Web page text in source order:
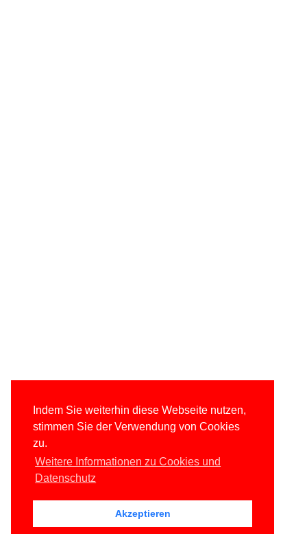
Indem Sie weiterhin diese Webseite nutzen,
stimmen Sie der Verwendung von Cookies
zu.
Weitere Informationen zu Cookies und
Datenschutz
Akzeptieren